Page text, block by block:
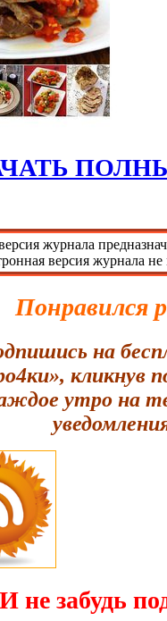
журнала
версия журнала
Понравился
на
кликнув
утро на
И не забудь